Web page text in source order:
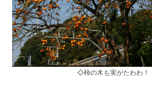
◇柿の木も実がたわわ！